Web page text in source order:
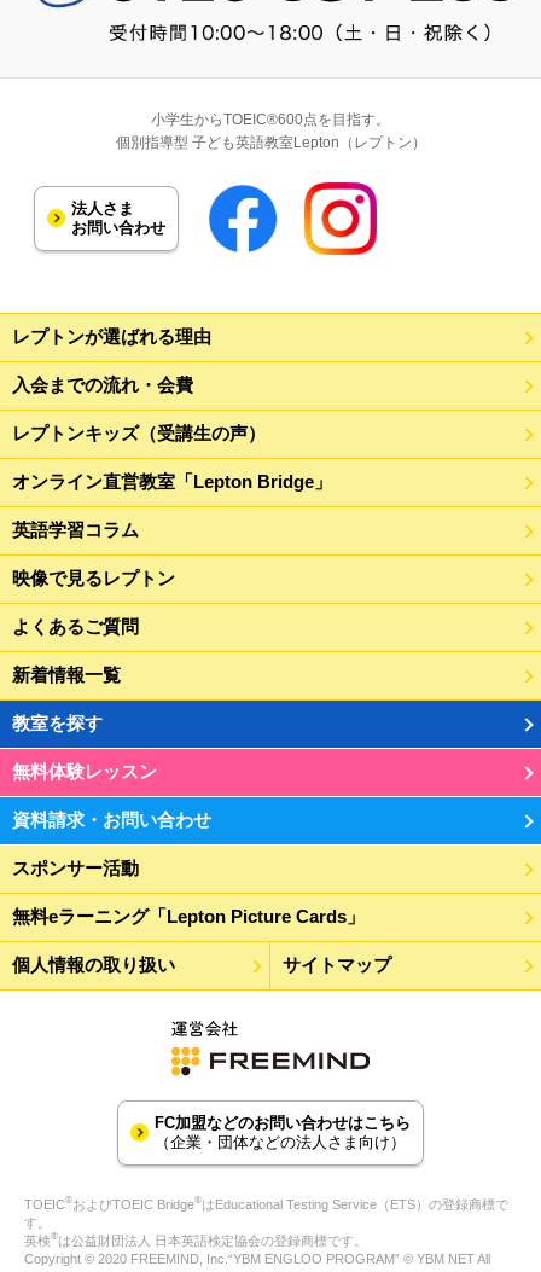
小学生からTOEIC®600点を目指す。
個別指導型 子ども英語教室Lepton（レプトン）
法人さま
お問い合わせ
レプトンが選ばれる理由
入会までの流れ・会費
レプトンキッズ（受講生の声）
オンライン直営教室「Lepton Bridge」
英語学習コラム
映像で見るレプトン
よくあるご質問
新着情報一覧
教室を探す
無料体験レッスン
資料請求・お問い合わせ
スポンサー活動
無料eラーニング「Lepton Picture Cards」
個人情報の取り扱い サイトマップ
FC加盟などのお問い合わせはこちら
（企業・団体などの法人さま向け）
TOEIC®およびTOEIC Bridge®はEducational Testing Service（ETS）の登録商標で
す。
英検®は公益財団法人 日本英語検定協会の登録商標です。
Copyright © 2020 FREEMIND, Inc.“YBM ENGLOO PROGRAM” © YBM NET All